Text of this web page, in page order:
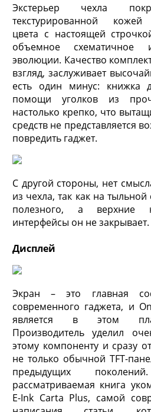
Экстерьер чехла
текстурированной кожей
цвета с настоящей
объемное схематичное
эволюции. Качество
взгляд, заслуживает
есть один минус: книжка
помощи уголков из
настолько крепко, что
средств не представляется
повредить гаджет.
С другой стороны, нет
из чехла, так как на
полезного, а
интерфейсы он не закрывает.
Дисплей
Экран – это главная
современного гаджета, и
является в этом
Производитель уделил
этому компоненту и сразу
не только обычной TFT-
предыдущих
рассматриваемая книга
E-Ink Carta Plus, самой